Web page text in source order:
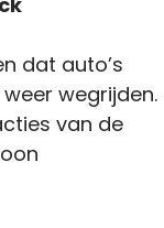
dat auto’s
wegrijden.
van de